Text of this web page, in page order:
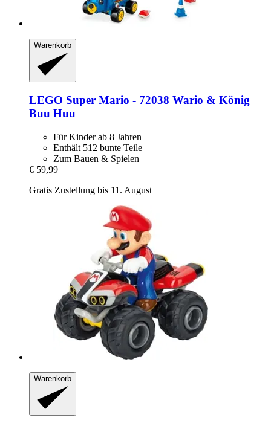
Warenkorb
LEGO Super Mario -​ 72038 Wario & König
Buu Huu
Für Kinder ab 8 Jahren
Enthält 512 bunte Teile
Zum Bauen & Spielen
€ 59,99
Gratis Zustellung bis 11. August
Warenkorb